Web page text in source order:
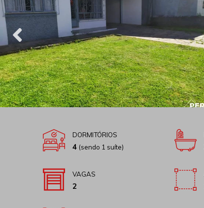
DORMITÓRIOS
4 (sendo 1 suíte)
VAGAS
2